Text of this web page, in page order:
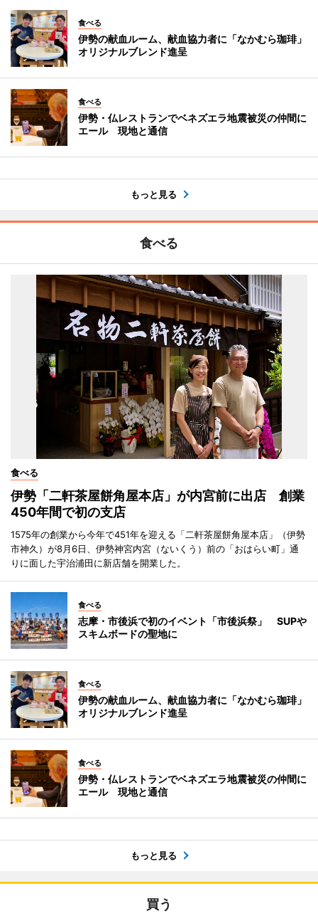
食べる
伊勢の献血ルーム、献血協力者に「なかむら珈琲」
オリジナルブレンド進呈
食べる
伊勢・仏レストランでベネズエラ地震被災の仲間に
エール 現地と通信
もっと見る
食べる
食べる
伊勢「二軒茶屋餅角屋本店」が内宮前に出店 創業
450年間で初の支店
1575年の創業から今年で451年を迎える「二軒茶屋餅角屋本店」（伊勢
市神久）が8月6日、伊勢神宮内宮（ないくう）前の「おはらい町」通
りに面した宇治浦田に新店舗を開業した。
食べる
志摩・市後浜で初のイベント「市後浜祭」 SUPや
スキムボードの聖地に
食べる
伊勢の献血ルーム、献血協力者に「なかむら珈琲」
オリジナルブレンド進呈
食べる
伊勢・仏レストランでベネズエラ地震被災の仲間に
エール 現地と通信
もっと見る
買う